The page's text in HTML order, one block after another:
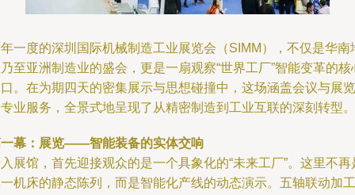
一度的深圳国际机械制造工业展览会（SIMM），不仅是华南
至亚洲制造业的盛会，更是一扇观察“世界工厂”智能变革的核
。在为期四天的密集展示与思想碰撞中，这场涵盖会议与展览
业服务，全景式地呈现了从精密制造到工业互联的深刻转型。
幕：展览——智能装备的实体交响
展馆，首先迎接观众的是一个具象化的“未来工厂”。这里不再
机床的静态陈列，而是智能化产线的动态演示。五轴联动加工